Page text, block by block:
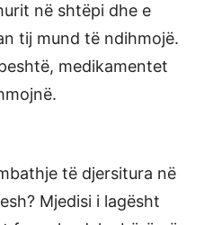
në shtëpi dhe e
tij mund të ndihmojë.
medikamentet
të djersitura në
Mjedisi i lagësht